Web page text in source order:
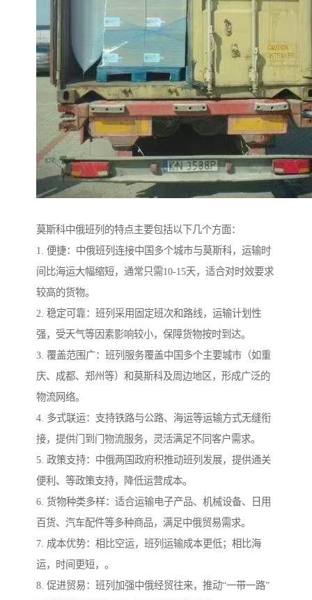
莫斯科中俄班列的特点主要包括以下几个方面：
1. 便捷：中俄班列连接中国多个城市与莫斯科，运输时
间比海运大幅缩短，通常只需10-15天，适合对时效要求
较高的货物。
2. 稳定可靠：班列采用固定班次和路线，运输计划性
强，受天气等因素影响较小，保障货物按时到达。
3. 覆盖范围广：班列服务覆盖中国多个主要城市（如重
庆、成都、郑州等）和莫斯科及周边地区，形成广泛的
物流网络。
4. 多式联运：支持铁路与公路、海运等运输方式无缝衔
接，提供门到门物流服务，灵活满足不同客户需求。
5. 政策支持：中俄两国政府积推动班列发展，提供通关
便利、等政策支持，降低运营成本。
6. 货物种类多样：适合运输电子产品、机械设备、日用
百货、汽车配件等多种商品，满足中俄贸易需求。
7. 成本优势：相比空运，班列运输成本更低；相比海
运，时间更短，。
8. 促进贸易：班列加强中俄经贸往来，推动“一带一路”